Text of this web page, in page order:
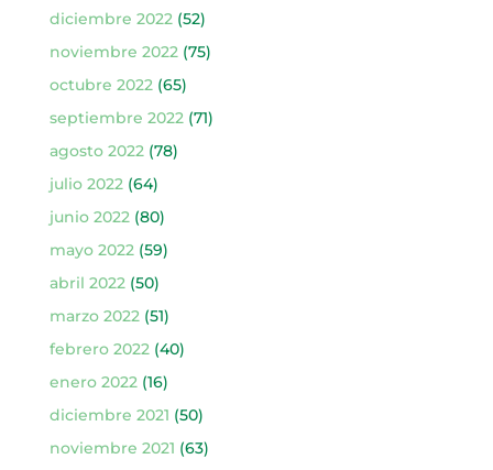
diciembre 2022(52)
noviembre 2022(75)
octubre 2022(65)
septiembre 2022(71)
agosto 2022(78)
julio 2022(64)
junio 2022(80)
mayo 2022(59)
abril 2022(50)
marzo 2022(51)
febrero 2022(40)
enero 2022(16)
diciembre 2021 (50)
noviembre 2021 (63)